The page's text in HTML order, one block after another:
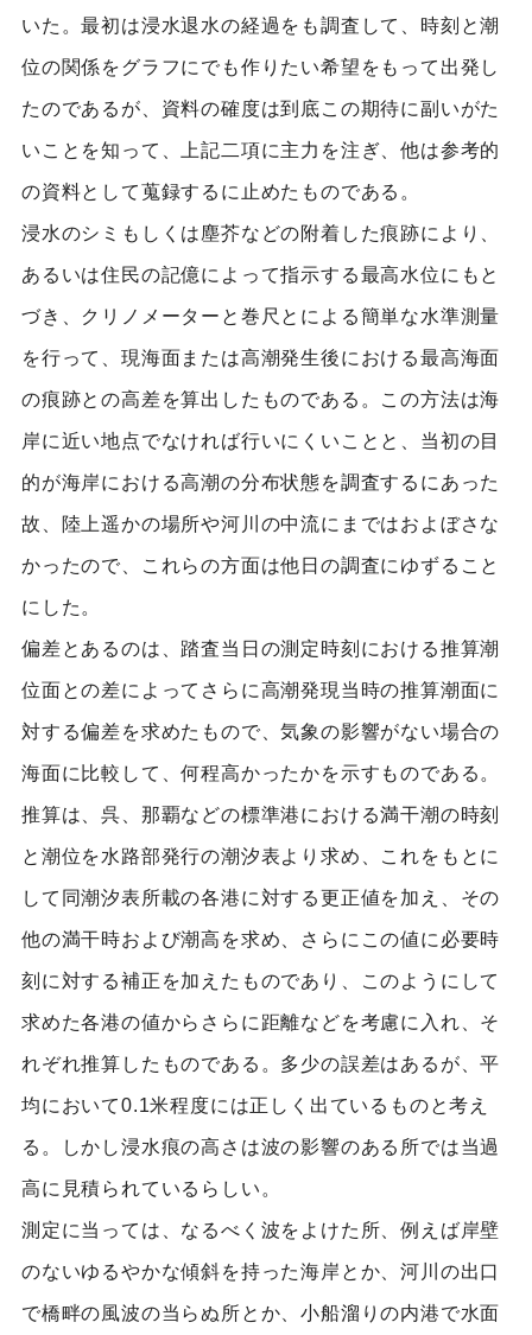
いた。最初は浸水退水の経過をも調査して、時刻と潮
位の関係をグラフにでも作りたい希望をもって出発し
たのであるが、資料の確度は到底この期待に副いがた
いことを知って、上記二項に主力を注ぎ、他は参考的
の資料として蒐録するに止めたものである。
浸水のシミもしくは塵芥などの附着した痕跡により、
あるいは住民の記億によって指示する最高水位にもと
づき、クリノメーターと巻尺とによる簡単な水準測量
を行って、現海面または高潮発生後における最高海面
の痕跡との高差を算出したものである。この方法は海
岸に近い地点でなければ行いにくいことと、当初の目
的が海岸における高潮の分布状態を調査するにあった
故、陸上遥かの場所や河川の中流にまではおよぼさな
かったので、これらの方面は他日の調査にゆずること
にした。
偏差とあるのは、踏査当日の測定時刻における推算潮
位面との差によってさらに高潮発現当時の推算潮面に
対する偏差を求めたもので、気象の影響がない場合の
海面に比較して、何程高かったかを示すものである。
推算は、呉、那覇などの標準港における満干潮の時刻
と潮位を水路部発行の潮汐表より求め、これをもとに
して同潮汐表所載の各港に対する更正値を加え、その
他の満干時および潮高を求め、さらにこの値に必要時
刻に対する補正を加えたものであり、このようにして
求めた各港の値からさらに距離などを考慮に入れ、そ
れぞれ推算したものである。多少の誤差はあるが、平
均において0.1米程度には正しく出ているものと考え
る。しかし浸水痕の高さは波の影響のある所では当過
高に見積られているらしい。
測定に当っては、なるべく波をよけた所、例えば岸壁
のないゆるやかな傾斜を持った海岸とか、河川の出口
で橋畔の風波の当らぬ所とか、小船溜りの内港で水面